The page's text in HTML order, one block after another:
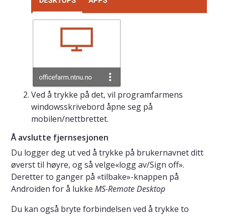
Ved å trykke på det, vil programfarmens
windowsskrivebord åpne seg på
mobilen/nettbrettet.
Å avslutte fjernsesjonen
Du logger deg ut ved å trykke på brukernavnet ditt
øverst til høyre, og så velge«logg av/Sign off».
Deretter to ganger på «tilbake»-knappen på
Androiden for å lukke MS-Remote Desktop
Du kan også bryte forbindelsen ved å trykke to